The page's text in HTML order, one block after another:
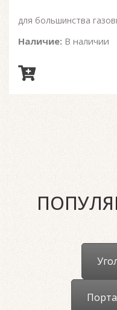
для большинства
Наличие: В наличии